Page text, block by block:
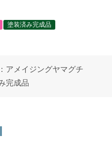
塗装済み完成品
アメイジングヤマグチ
完成品